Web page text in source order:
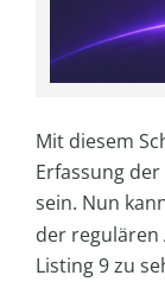
Mit diesem
Erfassung
sein. Nun
der regulären
Listing 9 zu